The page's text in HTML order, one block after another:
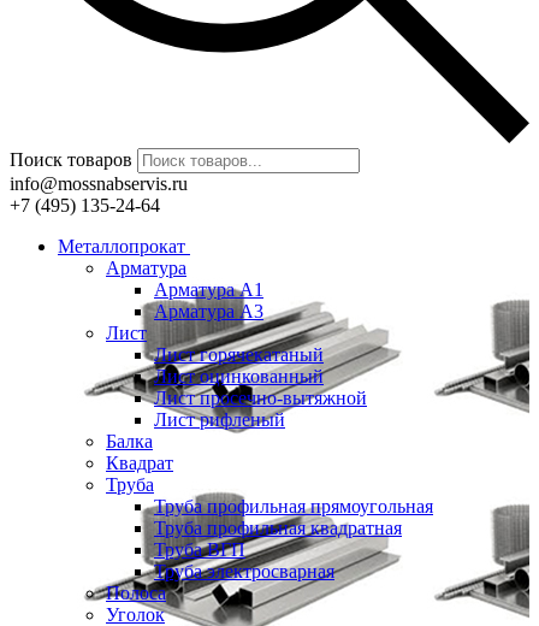
Поиск товаров
info@mossnabservis.ru
+7 (495) 135-24-64
Металлопрокат
Арматура
Арматура А1
Арматура А3
Лист
Лист горячекатаный
Лист оцинкованный
Лист просечно-вытяжной
Лист рифленый
Балка
Квадрат
Труба
Труба профильная прямоугольная
Труба профильная квадратная
Труба ВГП
Труба электросварная
Полоса
Уголок